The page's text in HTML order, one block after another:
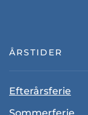
ÅRSTIDER
Efterårsferie